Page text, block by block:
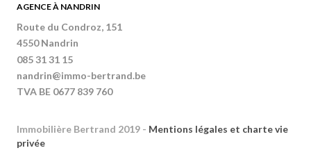
AGENCE À NANDRIN
Route du Condroz, 151
4550 Nandrin
085 31 31 15
nandrin@immo-bertrand.be
TVA BE 0677 839 760
Immobilière Bertrand 2019 - Mentions légales et charte vie
privée